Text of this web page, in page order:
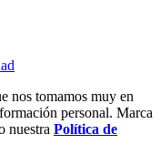
nos tomamos muy en
personal. Marca
nuestra Política de